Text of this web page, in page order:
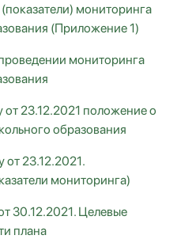
мониторинга
(Приложение 1)
мониторинга
от 23.12.2021 положение о
образования
от 23.12.2021.
мониторинга)
30.12.2021. Целевые
плана